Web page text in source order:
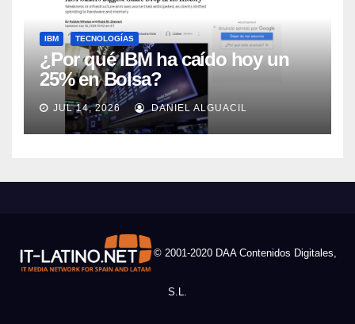
IBM TECNOLOGÍAS
¿Por qué IBM ha caído hoy un
25% en Bolsa?
JUL 14, 2026 DANIEL ALGUACIL
© 2001-2020 DAA Contenidos Digitales,
S.L.